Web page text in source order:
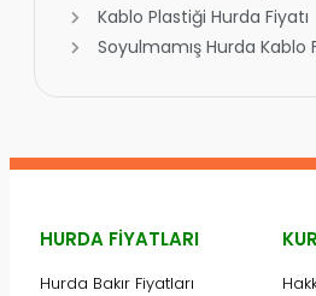
Kablo Plastiği Hurda Fiyatı
Soyulmamış Hurda Kablo
HURDA FIYATLARI
Hurda Bakır Fiyatları